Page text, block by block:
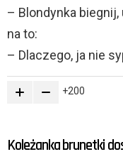
– Blondynka
na to:
– Dlaczego, ja nie
200
Koleżanka brunetki